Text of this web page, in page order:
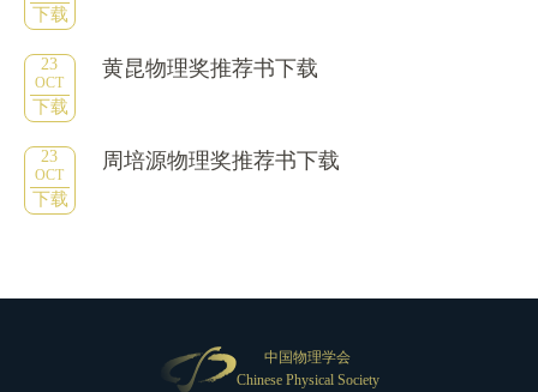
下载
23
OCT
下载
黄昆物理奖推荐书下载
23
OCT
下载
周培源物理奖推荐书下载
中国物理学会
Chinese Physical Society